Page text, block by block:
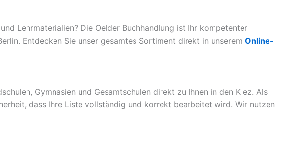
Lehrmaterialien? Die Oelder Buchhandlung ist Ihr kompetenter
Entdecken Sie unser gesamtes Sortiment direkt in unserem Online-
Gymnasien und Gesamtschulen direkt zu Ihnen in den Kiez. Als
dass Ihre Liste vollständig und korrekt bearbeitet wird. Wir nutzen